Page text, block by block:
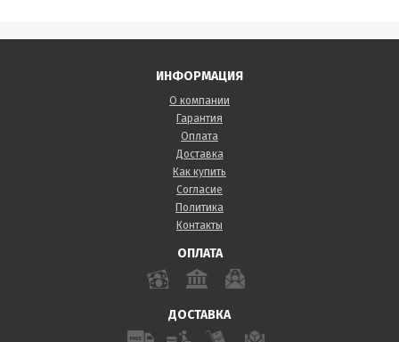
ИНФОРМАЦИЯ
О компании
Гарантия
Оплата
Доставка
Как купить
Согласие
Политика
Контакты
ОПЛАТА
ДОСТАВКА